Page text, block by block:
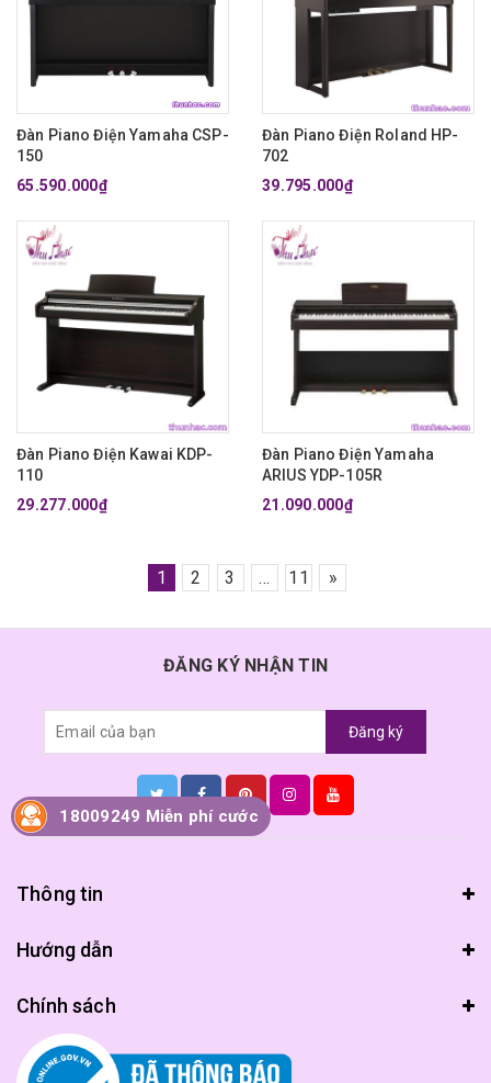
Đàn Piano Điện Yamaha CSP-
150
65.590.000₫
Đàn Piano Điện Roland HP-
702
39.795.000₫
Đàn Piano Điện Kawai KDP-
110
29.277.000₫
Đàn Piano Điện Yamaha
ARIUS YDP-105R
21.090.000₫
1 2 3 ... 11 »
ĐĂNG KÝ NHẬN TIN
Đăng ký
Thông tin
Hướng dẫn
Chính sách
18009249 Miễn phí cước